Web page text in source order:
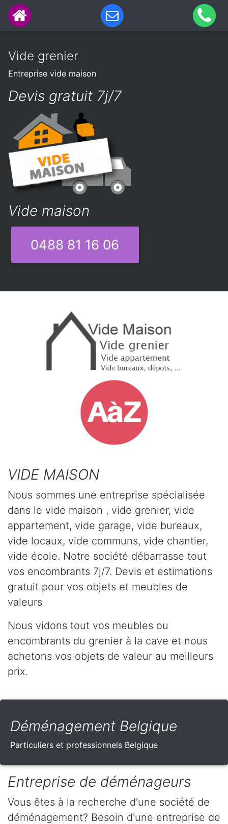
Vide grenier
Entreprise vide maison
Devis gratuit 7j/7
Vide maison
0488 81 16 06
VIDE MAISON
Nous sommes une entreprise spécialisée
dans le vide maison , vide grenier, vide
appartement, vide garage, vide bureaux,
vide locaux, vide communs, vide chantier,
vide école. Notre société débarrasse tout
vos encombrants 7j/7. Devis et estimations
gratuit pour vos objets et meubles de
valeurs
Nous vidons tout vos meubles ou
encombrants du grenier à la cave et nous
achetons vos objets de valeur au meilleurs
prix.
Déménagement Belgique
Particuliers et professionnels Belgique
Entreprise de déménageurs
Vous êtes à la recherche d'une société de
déménagement? Besoin d'une entreprise de